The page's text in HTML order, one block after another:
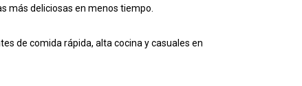
más deliciosas en menos tiempo.
de comida rápida, alta cocina y casuales en